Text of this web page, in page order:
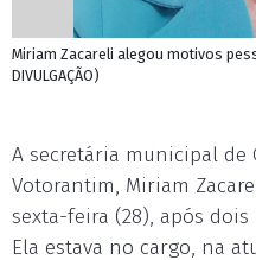
Miriam Zacareli alegou motivos
DIVULGAÇÃO)
A secretária municipal de
Votorantim, Miriam
sexta-feira (28), após
Ela estava no cargo, na